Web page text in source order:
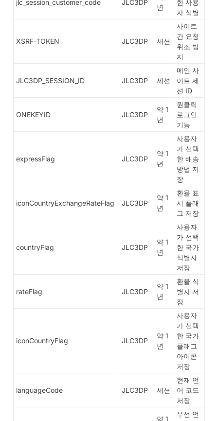
jlc_session_customer_code JLC3DP
년
한 사용
자 식별
XSRF-TOKEN JLC3DP 세션
사이트
간 요청
위조 방
지
JLC3DP_SESSION_ID JLC3DP 세션
메인 사
이트 세
션 ID
ONEKEYID JLC3DP
약 1
년
원클릭
로그인
기능
expressFlag JLC3DP
약 1
년
사용자
가 선택
한 배송
방법 저
장
iconCountryExchangeRateFlag JLC3DP
약 1
년
환율 표
시 플래
그 저장
countryFlag JLC3DP
약 1
년
사용자
가 선택
한 국가
식별자
저장
rateFlag JLC3DP
약 1
년
환율 식
별자 저
장
iconCountryFlag JLC3DP
약 1
년
사용자
가 선택
한 국가
플래그
아이콘
저장
languageCode JLC3DP 세션
현재 언
어 코드
저장
약 1
우선 언